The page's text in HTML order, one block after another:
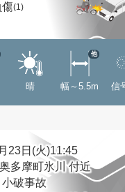
傷(1)
晴 幅～5.5m
他
信
23日(火)11:45
多摩町氷川 付近
破事故